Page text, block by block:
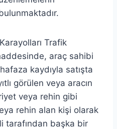
Trafik
araç sahibi
kaydıyla satışta
görülen veya aracın
veya rehin gibi
rehin alan kişi olarak
tarafından başka bir